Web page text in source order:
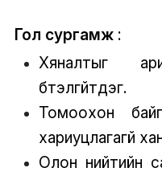
Гол сургамж:
Хяналтыг
бүтэлгүйтдэг.
Томоохон
хариуцлагагүй
Олон нийтийн